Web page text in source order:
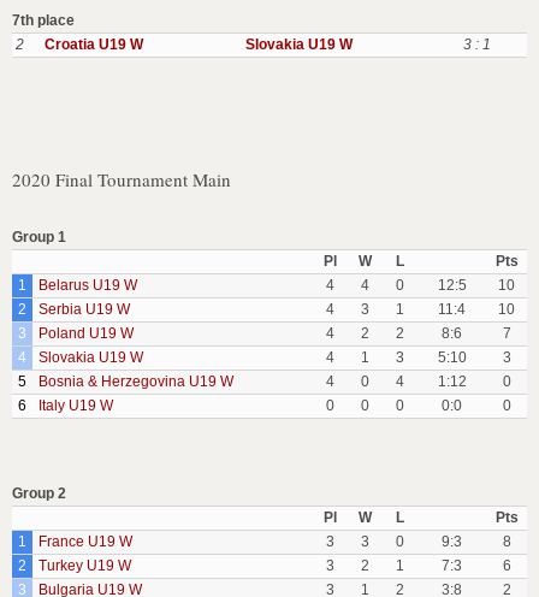
7th place
2
Croatia U19 W Slovakia U19 W 3 : 1
2020 Final Tournament Main
Group 1
Pl
W L
Pts
1
Belarus U19 W 4 4 0 12:5
10
2
Serbia U19 W 4 3 1 11:4
10
3
Poland U19 W 4 2 2 8:6
7
4
Slovakia U19 W 4 1 3 5:10
3
5
Bosnia & Herzegovina U19 W 4 0 4 1:12
0
6
Italy U19 W 0 0 0 0:0 0
Group 2
Pl
W L
Pts
1
France U19 W 3 3 0 9:3
8
2
Turkey U19 W 3 2 1 7:3
6
3
Bulgaria U19 W 3 1 2 3:8
2